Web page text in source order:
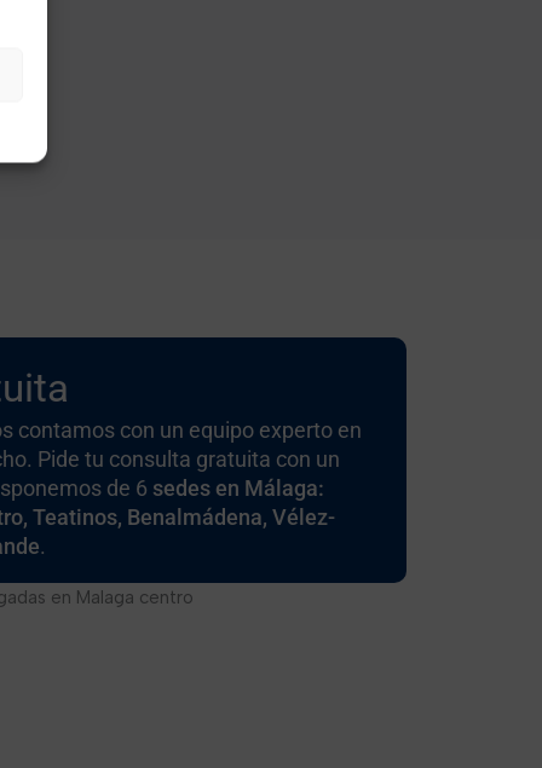
contamos con un equipo experto en
Pide tu consulta gratuita con un
de 6 sedes en Málaga:
Teatinos, Benalmádena, Vélez-
.